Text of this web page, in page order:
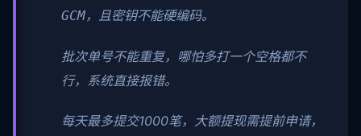
GCM，且密钥不能硬编码。
批次单号不能重复，哪怕多打一个空格都不
行，系统直接报错。
每天最多提交1000笔，大额提现需提前申请，